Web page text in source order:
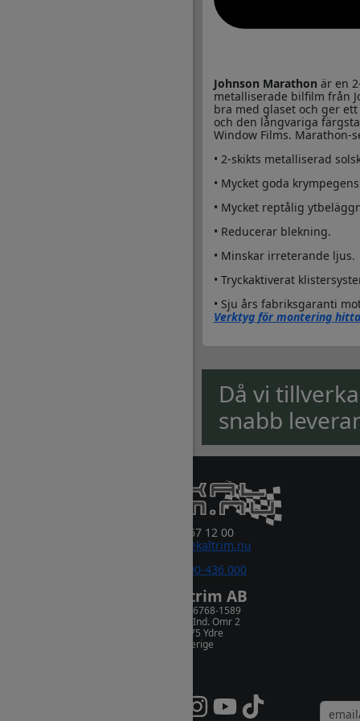
Johnson Marathon är en
metalliserade bilfilm från
bra med glaset och ger
och den långvariga
Window Films. Marathon-
• 2-skikts metalliserad
• Mycket goda
• Mycket reptålig
• Reducerar blekning.
• Minskar irreterande ljus.
• Tryckaktiverat
• Sju års fabriksgaranti
Verktyg för montering
Då vi
snabb
0381-67 12 00
order@dekaltrim.nu
0700-436 000
Dekaltrim AB
Orgnr. 556768-1589
Rydsnäs Ind. Omr 2
573 75 Ydre
Sverige